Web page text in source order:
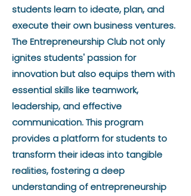
students learn to ideate, plan, and
execute their own business ventures.
The Entrepreneurship Club not only
ignites students' passion for
innovation but also equips them with
essential skills like teamwork,
leadership, and effective
communication. This program
provides a platform for students to
transform their ideas into tangible
realities, fostering a deep
understanding of entrepreneurship